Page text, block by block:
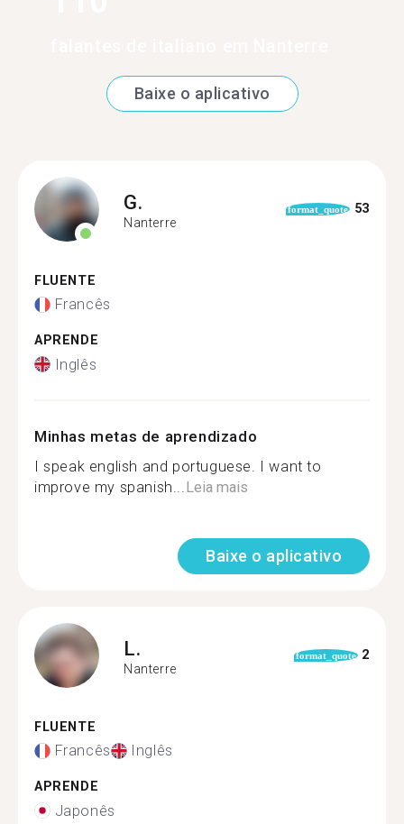
Baixe o aplicativo
G.
Nanterre
format_quote 53
FLUENTE
Francês
APRENDE
Inglês
Minhas metas de aprendizado
I speak english and portuguese. I want to
improve my spanish... Leia mais
Baixe o aplicativo
L.
Nanterre
format_quote 2
FLUENTE
Francês Inglês
APRENDE
Japonês